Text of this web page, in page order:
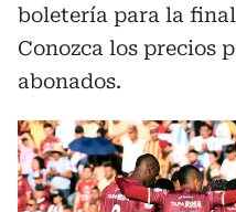
boletería para la
Conozca los precios
abonados.